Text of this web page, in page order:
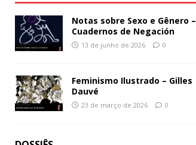
Notas sobre Sexo e Gênero –
Cuadernos de Negación
13 de junho de 2026 0
Feminismo Ilustrado – Gilles
Dauvé
23 de março de 2026 0